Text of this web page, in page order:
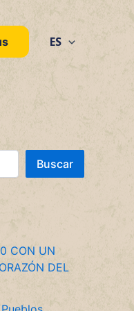
ES
Buscar
CON UN
DEL